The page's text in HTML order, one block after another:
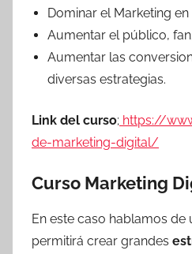
Dominar el Marketing
Aumentar el público,
Aumentar las
diversas estrategias.
Link del curso; https://
de-marketing-digital/
Curso Marketing
En este caso hablamos de
permitirá crear grandes